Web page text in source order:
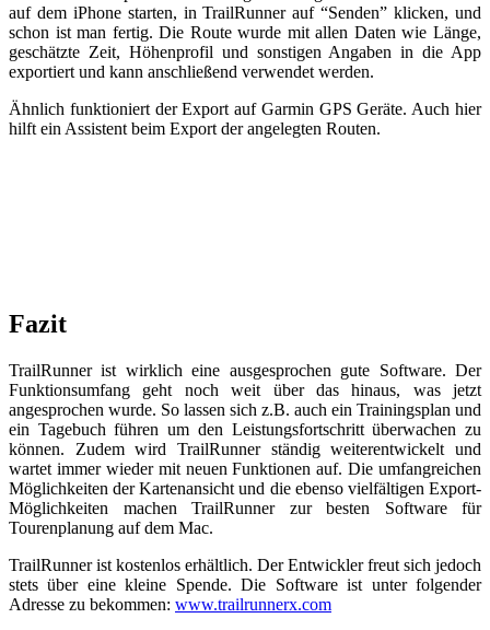
auf dem iPhone starten, in TrailRunner auf “Senden” klicken, und
schon ist man fertig. Die Route wurde mit allen Daten wie Länge,
geschätzte Zeit, Höhenprofil und sonstigen Angaben in die App
exportiert und kann anschließend verwendet werden.
Ähnlich funktioniert der Export auf Garmin GPS Geräte. Auch hier
hilft ein Assistent beim Export der angelegten Routen.
Fazit
TrailRunner ist wirklich eine ausgesprochen gute Software. Der
Funktionsumfang geht noch weit über das hinaus, was jetzt
angesprochen wurde. So lassen sich z.B. auch ein Trainingsplan und
ein Tagebuch führen um den Leistungsfortschritt überwachen zu
können. Zudem wird TrailRunner ständig weiterentwickelt und
wartet immer wieder mit neuen Funktionen auf. Die umfangreichen
Möglichkeiten der Kartenansicht und die ebenso vielfältigen Export-
Möglichkeiten machen TrailRunner zur besten Software für
Tourenplanung auf dem Mac.
TrailRunner ist kostenlos erhältlich. Der Entwickler freut sich jedoch
stets über eine kleine Spende. Die Software ist unter folgender
Adresse zu bekommen: www.trailrunnerx.com